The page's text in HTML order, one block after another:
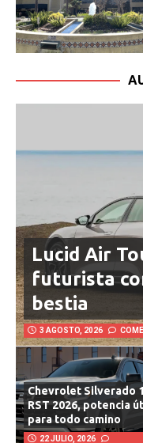
Lucid Air
futurista
bestia
3 AGOSTO, 2026
Chevrolet Silverado
RST 2026, potencia útil
para todo camino